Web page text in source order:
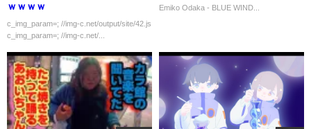
ｗｗｗｗ
c_img_param=; //img-c.net/output/site/42.js
c_img_param=; //img-c.net/...
Emiko Odaka - BLUE WIND...